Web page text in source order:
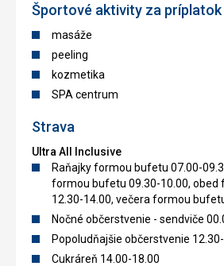
Športové aktivity za príplatok
masáže
peeling
kozmetika
SPA centrum
Strava
Ultra All Inclusive
Raňajky formou bufetu 07.00-
formou bufetu 09.30-10.00, obed
12.30-14.00, večera formou
Nočné občerstvenie - sendviče
Popoludňajšie občerstvenie
Cukráreň 14.00-18.00